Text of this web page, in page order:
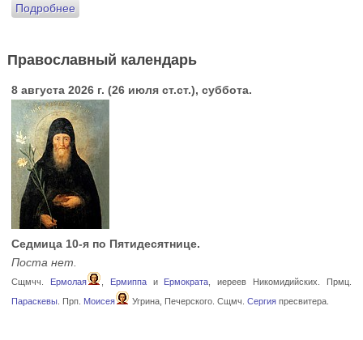
Подробнее
Православный календарь
8 августа 2026 г. (26 июля ст.ст.), суббота.
Седмица 10-я по Пятидесятнице.
Поста нет.
Сщмчч. Ермолая Ермиппаи Ермократа , иереев Никомидийских. Прмц.
Параскевы. Прп. Моисея Угрина, Печерского. Сщмч. Сергияпресвитера.